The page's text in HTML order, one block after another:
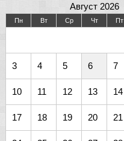
Август 2026
Пн Вт Ср Чт Пт
3 4 5 6 7
10 11 12 13 14
17 18 19 20 21